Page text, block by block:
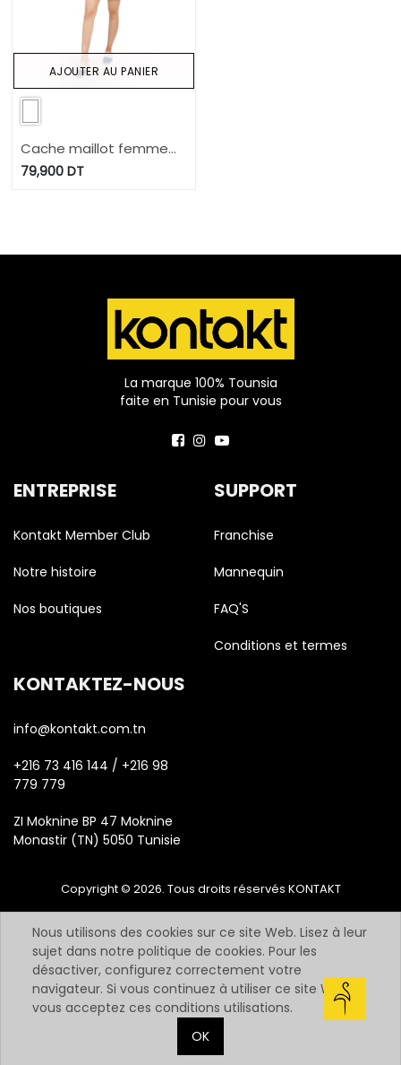
Cache maillot femme
avec cordon de serrage
79,900DT
AJOUTER AU PANIER
La marque 100% Tounsia
faite en Tunisie pour vous
ENTREPRISE
Kontakt Member Club
Notre histoire
Nos boutiques
SUPPORT
Franchise
Mannequin
FAQ'S
Conditions et termes
KONTAKTEZ-NOUS
info@kontakt.com.tn
+216 73 416 144 / +216 98
779 779
ZI Moknine BP 47 Moknine
Monastir (TN) 5050 Tunisie
Copyright © 2026. Tous droits réservés KONTAKT
Nous utilisons des cookies sur ce site Web. Lisez à leur
sujet dans notre politique de cookies. Pour les
désactiver, configurez correctement votre
navigateur. Si vous continuez à utiliser ce site Web,
vous acceptez ces conditions utilisations.
OK